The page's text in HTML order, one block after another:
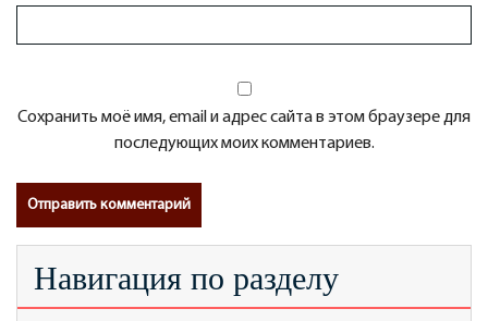
Сохранить моё имя, email и адрес сайта в этом браузере для
последующих моих комментариев.
Навигация по разделу